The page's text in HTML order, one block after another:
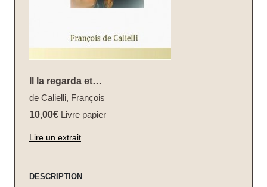
Il la regarda et…
de Calielli, François
10,00€ Livre papier
Lire un extrait
DESCRIPTION